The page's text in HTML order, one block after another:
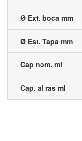
Ø Ext. boca mm
Ø Est. Tapa mm
Cap nom. ml
Cap. al ras ml